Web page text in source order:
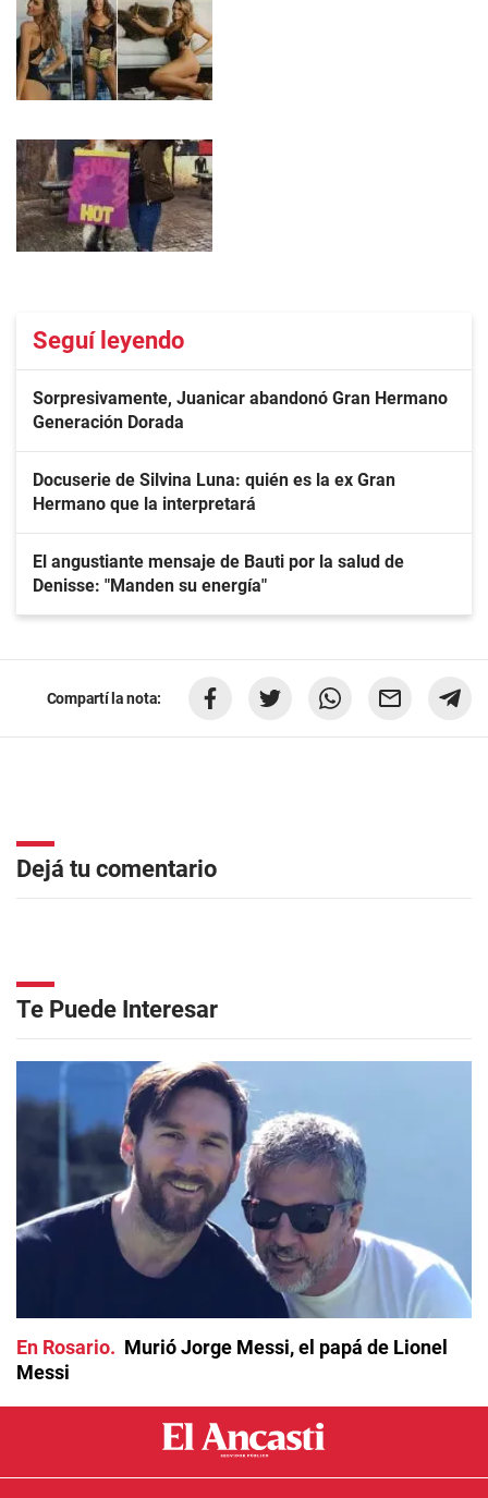
Seguí leyendo
Sorpresivamente, Juanicar abandonó Gran Hermano
Generación Dorada
Docuserie de Silvina Luna: quién es la ex Gran
Hermano que la interpretará
El angustiante mensaje de Bauti por la salud de
Denisse: "Manden su energía"
Compartí la nota:
Dejá tu comentario
Te Puede Interesar
En Rosario
Murió Jorge Messi, el papá de Lionel
Messi